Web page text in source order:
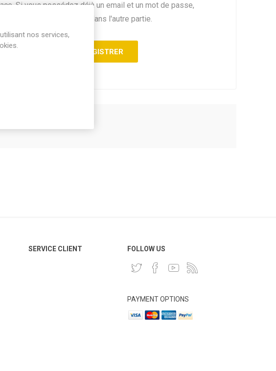
Si vous possédez déjà un email et un mot de passe,
identifiez vous dans l'autre partie.
SERVICE CLIENT FOLLOW US
PAYMENT OPTIONS
nos services,